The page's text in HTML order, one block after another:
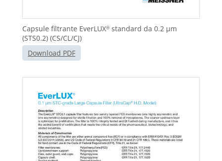
Capsule filtrante EverLUX® standard da 0.2 μm
(STS0.2) (CS/CL/CJ)
Download PDF